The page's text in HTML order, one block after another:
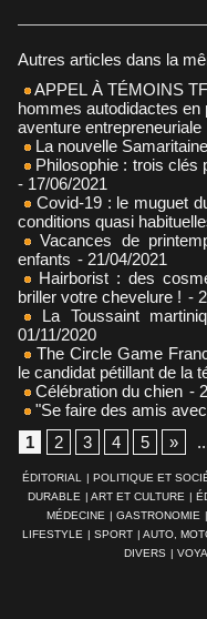
Autres articles dans la
APPEL À TÉMOINS
hommes autodidactes en
aventure entrepreneuriale
La nouvelle
Philosophie : trois clés
- 17/06/2021
Covid-19 : le muguet
conditions quasi
Vacances de
enfants - 21/04/2021
Hairborist : des
briller votre chevelure ! -
La Toussaint
01/11/2020
The Circle Game
le candidat pétillant de la
Célébration du chien -
"Se faire des amis
1
2 3 4 5 »
ÉDITORIAL | POLITIQUE ET
DURABLE | ART ET CULTURE |
MÉDECINE | GASTRONOMIE |
LIFESTYLE | SPORT | AUTO,
DIVERS |